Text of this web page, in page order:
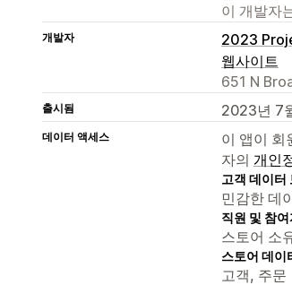
이 개발자
개발자
2023
웹사이트
651 N
출시됨 2023년 7
데이터 액세스
이 앱이 회
자의 개인
고객 데이터
민감한 데
직원 및 참
스토어 소
스토어 데이
고객, 주문